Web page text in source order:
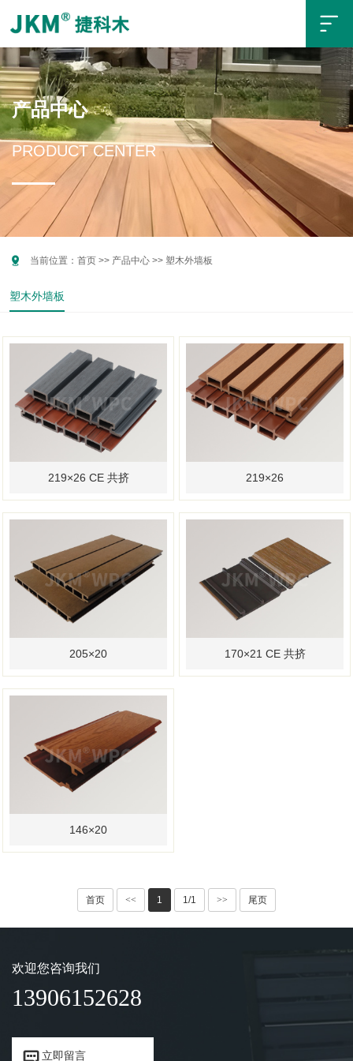

产品中心
PRODUCT CENTER
塑木外墙板
 当前位置： 首页 >> 产品中心 >> 塑木外墙板
219×26 CE 共挤 219×26
205×20 170×21 CE 共挤
146×20
首页 << 1 1/1 >> 尾页
欢迎您咨询我们
13906152628
立即留言